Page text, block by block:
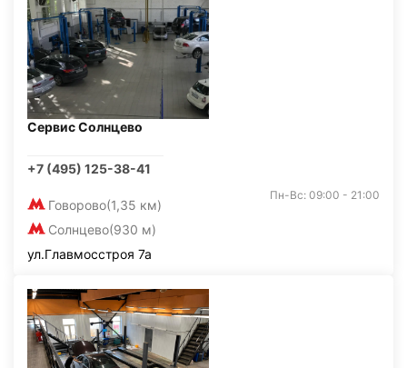
Сервис Солнцево
+7 (495) 125-38-41
Говорово(1,35 км)
Солнцево(930 м)
Пн-Вс: 09:00 - 21:00
ул.Главмосстроя 7а